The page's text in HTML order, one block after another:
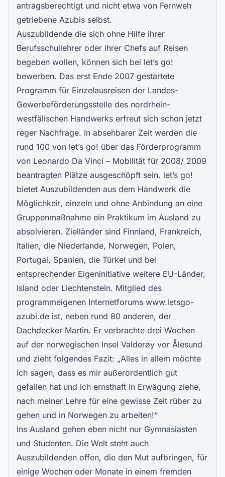
antragsberechtigt und nicht etwa von Fernweh
getriebene Azubis selbst.
Auszubildende die sich ohne Hilfe ihrer
Berufsschullehrer oder ihrer Chefs auf Reisen
begeben wollen, können sich bei let’s go!
bewerben. Das erst Ende 2007 gestartete
Programm für Einzelausreisen der Landes-
Gewerbeförderungsstelle des nordrhein-
westfälischen Handwerks erfreut sich schon jetzt
reger Nachfrage. In absehbarer Zeit werden die
rund 100 von let’s go! über das Förderprogramm
von Leonardo Da Vinci – Mobilität für 2008/ 2009
beantragten Plätze ausgeschöpft sein. let’s go!
bietet Auszubildenden aus dem Handwerk die
Möglichkeit, einzeln und ohne Anbindung an eine
Gruppenmaßnahme ein Praktikum im Ausland zu
absolvieren. Zielländer sind Finnland, Frankreich,
Italien, die Niederlande, Norwegen, Polen,
Portugal, Spanien, die Türkei und bei
entsprechender Eigeninitiative weitere EU-Länder,
Island oder Liechtenstein. Mitglied des
programmeigenen Internetforums www.letsgo-
azubi.de ist, neben rund 80 anderen, der
Dachdecker Martin. Er verbrachte drei Wochen
auf der norwegischen Insel Valderøy vor Ålesund
und zieht folgendes Fazit: „Alles in allem möchte
ich sagen, dass es mir außerordentlich gut
gefallen hat und ich ernsthaft in Erwägung ziehe,
nach meiner Lehre für eine gewisse Zeit rüber zu
gehen und in Norwegen zu arbeiten!“
Ins Ausland gehen eben nicht nur Gymnasiasten
und Studenten. Die Welt steht auch
Auszubildenden offen, die den Mut aufbringen, für
einige Wochen oder Monate in einem fremden